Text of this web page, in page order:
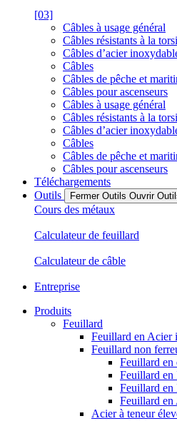
[03]
Câbles à usage général
Câbles résistants à la
Câbles d’acier
Câbles
Câbles de pêche et
Câbles pour ascenseurs
Câbles à usage général
Câbles résistants à la
Câbles d’acier
Câbles
Câbles de pêche et
Câbles pour ascenseurs
Téléchargements
Outils
Fermer Outils Ouvrir
Cours des métaux
Calculateur de feuillard
Calculateur de câble
Entreprise
Produits
Feuillard
Feuillard en Acier
Feuillard non
Feuillard en
Feuillard en
Feuillard en
Feuillard
Acier à teneur